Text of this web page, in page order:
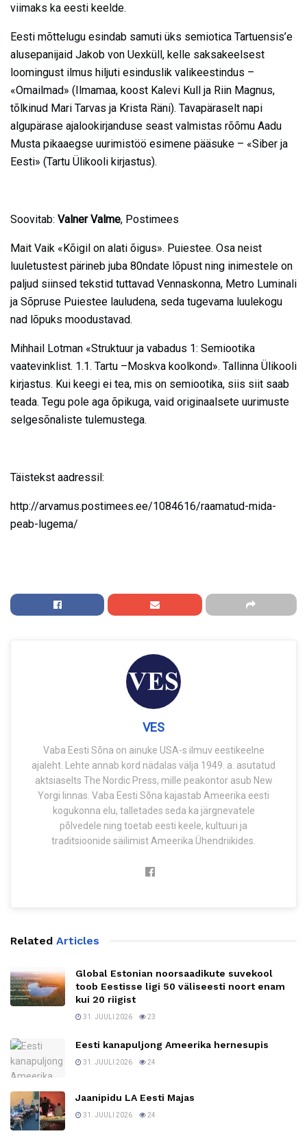
viimaks ka eesti keelde.
Eesti mõttelugu esindab samuti üks semiotica Tartuensis’e
alusepanijaid Jakob von Uexküll, kelle saksakeelsest
loomingust ilmus hiljuti esinduslik valikeestindus –
«Omailmad» (Ilmamaa, koost Kalevi Kull ja Riin Magnus,
tõlkinud Mari Tarvas ja Krista Räni). Tavapäraselt napi
algupärase ajalookirjanduse seast valmistas rõõmu Aadu
Musta pikaaegse uurimistöö esimene pääsuke – «Siber ja
Eesti» (Tartu Ülikooli kirjastus).
Soovitab: Valner Valme, Postimees
Mait Vaik «Kõigil on alati õigus». Puiestee. Osa neist
luuletustest pärineb juba 80ndate lõpust ning inimestele on
paljud siinsed tekstid tuttavad Vennaskonna, Metro Luminali
ja Sõpruse Puiestee lauludena, seda tugevama luulekogu
nad lõpuks moodustavad.
Mihhail Lotman «Struktuur ja vabadus 1: Semiootika
vaatevinklist. 1.1. Tartu –Moskva koolkond». Tallinna Ülikooli
kirjastus. Kui keegi ei tea, mis on semiootika, siis siit saab
teada. Tegu pole aga õpikuga, vaid originaalsete uurimuste
selgesõnaliste tulemustega.
Täistekst aadressil:
http://arvamus.postimees.ee/1084616/raamatud-mida-
peab-lugema/
VES
Vaba Eesti Sõna on ainuke USA-s ilmuv eestikeelne
ajaleht. Lehte annab kord nädalas välja 1949. a. asutatud
aktsiaselts The Nordic Press, mille peakontor asub New
Yorgi linnas. Vaba Eesti Sõna kajastab Ameerika eesti
kogukonna elu, talletades seda ka järgnevatele
põlvedele ning toetab eesti keele, kultuuri ja
traditsioonide säilimist Ameerika Ühendriikides.
Related Articles
Global Estonian noorsaadikute suvekool
toob Eestisse ligi 50 väliseesti noort enam
kui 20 riigist
31. JUULI 2026 23
Eesti kanapuljong Ameerika hernesupis
31. JUULI 2026 24
Jaanipidu LA Eesti Majas
31. JUULI 2026 24